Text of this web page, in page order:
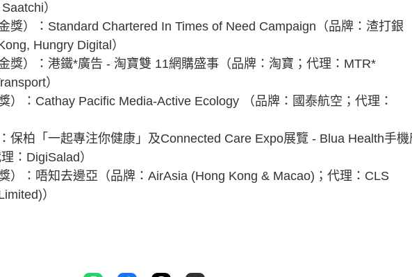
）
獎）：Standard Chartered In Times of Need Campaign（品牌：渣打銀
Hungry Digital）
獎）：港鐵*廣告 - 淘寶雙 11網購盛事（品牌：淘寶；代理：MTR*
）
）：Cathay Pacific Media-Active Ecology （品牌：國泰航空；代理：
保柏「一起專注你健康」及Connected Care Expo展覽 - Blua Health手機
：DigiSalad）
）：唔知去邊亞（品牌：AirAsia (Hong Kong & Macao)；代理：CLS
）